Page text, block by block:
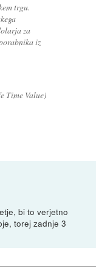
trgu.
za
iz
Time Value)
bi to verjetno
torej zadnje 3